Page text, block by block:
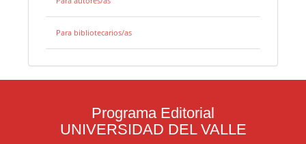
Para bibliotecarios/as
Programa Editorial
UNIVERSIDAD DEL VALLE